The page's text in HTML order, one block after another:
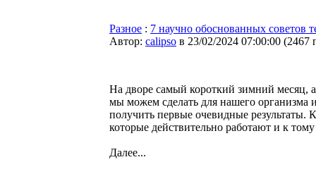
Разное : 7 научно обоснованных советов
Автор: calipso в 23/02/2024 07:00:00 (2467
На дворе самый короткий зимний месяц,
мы можем сделать для нашего организма
получить первые очевидные результаты.
которые действительно работают и к
Далее...